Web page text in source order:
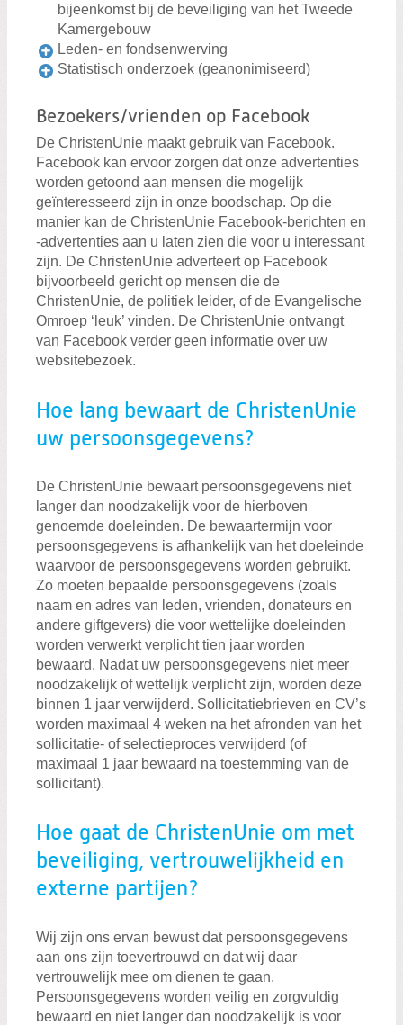
bijeenkomst bij de beveiliging van het Tweede
Kamergebouw
Leden- en fondsenwerving
Statistisch onderzoek (geanonimiseerd)
Bezoekers/vrienden op Facebook
De ChristenUnie maakt gebruik van Facebook.
Facebook kan ervoor zorgen dat onze advertenties
worden getoond aan mensen die mogelijk
geïnteresseerd zijn in onze boodschap. Op die
manier kan de ChristenUnie Facebook-berichten en
-advertenties aan u laten zien die voor u interessant
zijn. De ChristenUnie adverteert op Facebook
bijvoorbeeld gericht op mensen die de
ChristenUnie, de politiek leider, of de Evangelische
Omroep ‘leuk’ vinden. De ChristenUnie ontvangt
van Facebook verder geen informatie over uw
websitebezoek.
Hoe lang bewaart de ChristenUnie
uw persoonsgegevens?
De ChristenUnie bewaart persoonsgegevens niet
langer dan noodzakelijk voor de hierboven
genoemde doeleinden. De bewaartermijn voor
persoonsgegevens is afhankelijk van het doeleinde
waarvoor de persoonsgegevens worden gebruikt.
Zo moeten bepaalde persoonsgegevens (zoals
naam en adres van leden, vrienden, donateurs en
andere giftgevers) die voor wettelijke doeleinden
worden verwerkt verplicht tien jaar worden
bewaard. Nadat uw persoonsgegevens niet meer
noodzakelijk of wettelijk verplicht zijn, worden deze
binnen 1 jaar verwijderd. Sollicitatiebrieven en CV’s
worden maximaal 4 weken na het afronden van het
sollicitatie- of selectieproces verwijderd (of
maximaal 1 jaar bewaard na toestemming van de
sollicitant).
Hoe gaat de ChristenUnie om met
beveiliging, vertrouwelijkheid en
externe partijen?
Wij zijn ons ervan bewust dat persoonsgegevens
aan ons zijn toevertrouwd en dat wij daar
vertrouwelijk mee om dienen te gaan.
Persoonsgegevens worden veilig en zorgvuldig
bewaard en niet langer dan noodzakelijk is voor